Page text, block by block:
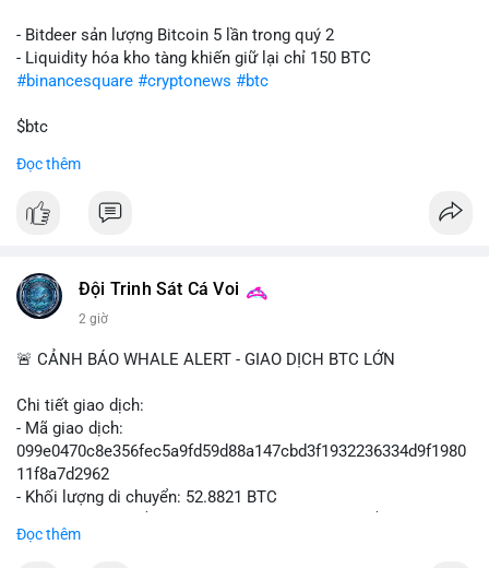
- Bitdeer sản lượng Bitcoin 5 lần trong quý 2
- Liquidity hóa kho tàng khiến giữ lại chỉ 150 BTC
#binancesquare #cryptonews #btc
$btc
#vlikevn
📰 Nguồn: Cointelegraph
Đọc thêm
Đội Trinh Sát Cá Voi
2 giờ
🚨 CẢNH BÁO WHALE ALERT - GIAO DỊCH BTC LỚN
Chi tiết giao dịch:
- Mã giao dịch:
099e0470c8e356fec5a9fd59d88a147cbd3f1932236334d9f1980
11f8a7d2962
- Khối lượng di chuyển: 52.8821 BTC
USD)
Đọc thêm